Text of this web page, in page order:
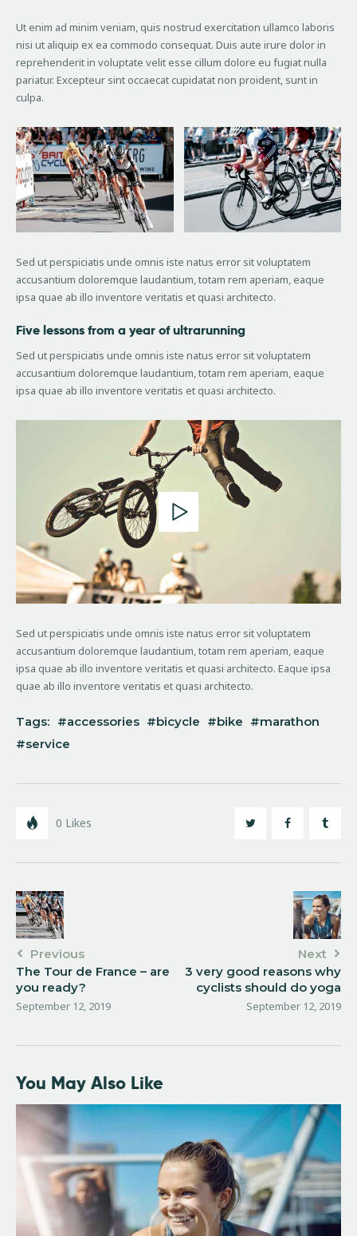
Ut enim ad minim veniam, quis nostrud exercitation ullamco laboris
nisi ut aliquip ex ea commodo consequat. Duis aute irure dolor in
reprehenderit in voluptate velit esse cillum dolore eu fugiat nulla
pariatur. Excepteur sint occaecat cupidatat non proident, sunt in
culpa.
Sed ut perspiciatis unde omnis iste natus error sit voluptatem
accusantium doloremque laudantium, totam rem aperiam, eaque
ipsa quae ab illo inventore veritatis et quasi architecto.
Five lessons from a year of ultrarunning
Sed ut perspiciatis unde omnis iste natus error sit voluptatem
accusantium doloremque laudantium, totam rem aperiam, eaque
ipsa quae ab illo inventore veritatis et quasi architecto.
Sed ut perspiciatis unde omnis iste natus error sit voluptatem
accusantium doloremque laudantium, totam rem aperiam, eaque
ipsa quae ab illo inventore veritatis et quasi architecto. Eaque ipsa
quae ab illo inventore veritatis et quasi architecto.
Tags: accessories bicycle bike
marathon
service
0 Likes
Previous
The Tour de France – are
you ready?
September 12, 2019
Next
3 very good reasons why
cyclists should do yoga
September 12, 2019
You May Also Like